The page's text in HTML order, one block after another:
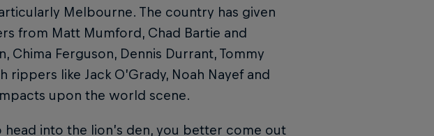
Melbourne. The country has given
from Matt Mumford, Chad Bartie and
Ferguson, Dennis Durrant, Tommy
rippers like Jack O’Grady, Noah Nayef and
upon the world scene.
head into the lion’s den, you better come out